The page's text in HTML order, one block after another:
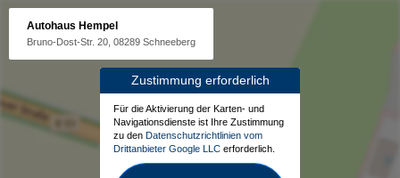
Autohaus Hempel
Bruno-Dost-Str. 20, 08289 Schneeberg
Zustimmung erforderlich
Für die Aktivierung der Karten- und
Navigationsdienste ist Ihre Zustimmung
zu den Datenschutzrichtlinien vom
Drittanbieter Google LLC erforderlich.